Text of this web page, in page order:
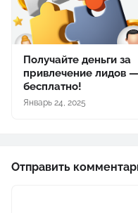
Получайте деньги за
привлечение лидов —
бесплатно!
Январь 24, 2025
Отправить